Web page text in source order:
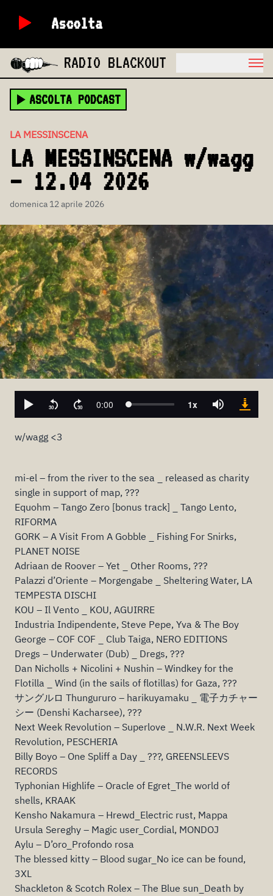
Ascolta
RADIO BLACKOUT
ASCOLTA PODCAST
LA MESSINSCENA
LA MESSINSCENA w/wagg
– 12.04 2026
domenica 12 aprile 2026
w/wagg <3
mi-el – from the river to the sea _ released as charity
single in support of map, ???
Equohm – Tango Zero [bonus track] _ Tango Lento,
RIFORMA
GORK – A Visit From A Gobble _ Fishing For Snirks,
PLANET NOISE
Adriaan de Roover – Yet _ Other Rooms, ???
Palazzi d’Oriente – Morgengabe _ Sheltering Water, LA
TEMPESTA DISCHI
KOU – Il Vento _ KOU, AGUIRRE
Industria Indipendente, Steve Pepe, Yva & The Boy
George – COF COF _ Club Taiga, NERO EDITIONS
Dregs – Underwater (Dub) _ Dregs, ???
Dan Nicholls + Nicolini + Nushin – Windkey for the
Flotilla _ Wind (in the sails of flotillas) for Gaza, ???
サングルロ Thungururo – harikuyamaku _ 電子カチャー
シー (Denshi Kacharsee), ???
Next Week Revolution – Superlove _ N.W.R. Next Week
Revolution, PESCHERIA
Billy Boyo – One Spliff a Day _ ???, GREENSLEEVS
RECORDS
Typhonian Highlife – Oracle of Egret_The world of
shells, KRAAK
Kensho Nakamura – Hrewd_Electric rust, Mappa
Ursula Sereghy – Magic user_Cordial, MONDOJ
Aylu – D’oro_Profondo rosa
The blessed kitty – Blood sugar_No ice can be found,
3XL
Shackleton & Scotch Rolex – The Blue sun_Death by